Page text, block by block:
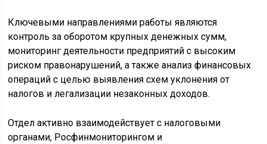
Ключевыми направлениями работы являются
контроль за оборотом крупных денежных сумм,
мониторинг деятельности предприятий с высоким
риском правонарушений, а также анализ финансовых
операций с целью выявления схем уклонения от
налогов и легализации незаконных доходов.
Отдел активно взаимодействует с налоговыми
органами, Росфинмониторингом и